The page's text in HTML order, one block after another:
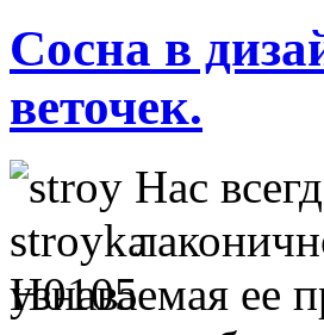
Сосна в
веточек.
Нас
узнаваемая ее